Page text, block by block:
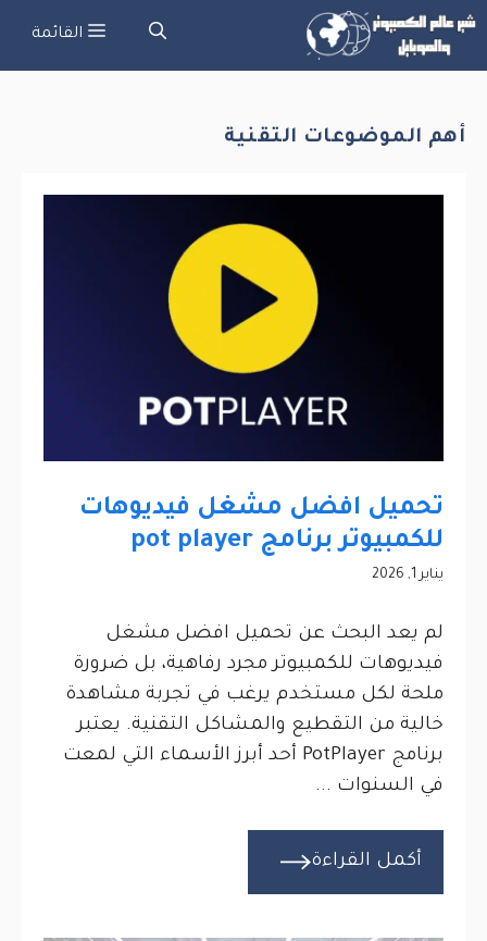
انتقل
المحتوى
القائمة
أهم الموضوعات التقنية
تحميل افضل مشغل فيديوهات
للكمبيوتر برنامج pot player
يناير 1, 2026
لم يعد البحث عن تحميل افضل مشغل
فيديوهات للكمبيوتر مجرد رفاهية، بل ضرورة
ملحة لكل مستخدم يرغب في تجربة مشاهدة
خالية من التقطيع والمشاكل التقنية. يعتبر
برنامج PotPlayer أحد أبرز الأسماء التي لمعت
في السنوات ...
أكمل القراءة